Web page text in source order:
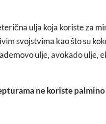
ulja koja koriste za
svojstvima kao što su
ulje, avokado ulje,
ne koriste